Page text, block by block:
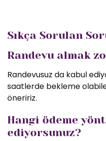
Sıkça Sorulan
Randevu almak
Randevusuz da kabul
saatlerde bekleme
öneririz.
Hangi ödeme
ediyorsunuz?